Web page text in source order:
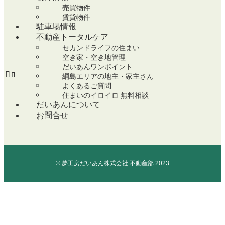
売買物件
賃貸物件
駐車場情報
不動産トータルケア
セカンドライフの住まい
空き家・空き地管理
だいあんワンポイント
綱島エリアの地主・家主さん
よくあるご質問
住まいのイロイロ 無料相談
だいあんについて
お問合せ
© 夢工房だいあん株式会社 不動産部 2023